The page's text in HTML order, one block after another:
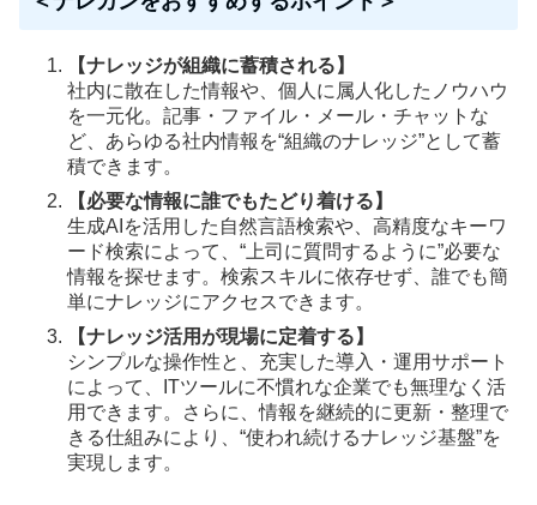
【ナレッジが組織に蓄積される】
社内に散在した情報や、個人に属人化したノウハウ
を一元化。記事・ファイル・メール・チャットな
ど、あらゆる社内情報を“組織のナレッジ”として蓄
積できます。
【必要な情報に誰でもたどり着ける】
生成AIを活用した自然言語検索や、高精度なキーワ
ード検索によって、“上司に質問するように”必要な
情報を探せます。検索スキルに依存せず、誰でも簡
単にナレッジにアクセスできます。
【ナレッジ活用が現場に定着する】
シンプルな操作性と、充実した導入・運用サポート
によって、ITツールに不慣れな企業でも無理なく活
用できます。さらに、情報を継続的に更新・整理で
きる仕組みにより、“使われ続けるナレッジ基盤”を
実現します。